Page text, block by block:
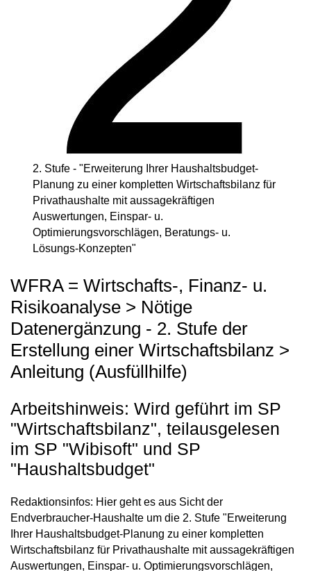
2. Stufe - "Erweiterung Ihrer Haushaltsbudget-
Planung zu einer kompletten Wirtschaftsbilanz für
Privathaushalte mit aussagekräftigen
Auswertungen, Einspar- u.
Optimierungsvorschlägen, Beratungs- u.
Lösungs-Konzepten"
WFRA = Wirtschafts-, Finanz- u.
Risikoanalyse > Nötige
Datenergänzung - 2. Stufe der
Erstellung einer Wirtschaftsbilanz >
Anleitung (Ausfüllhilfe)
Arbeitshinweis: Wird geführt im SP
"Wirtschaftsbilanz", teilausgelesen
im SP "Wibisoft" und SP
"Haushaltsbudget"
Redaktionsinfos: Hier geht es aus Sicht der
Endverbraucher-Haushalte um die 2. Stufe "Erweiterung
Ihrer Haushaltsbudget-Planung zu einer kompletten
Wirtschaftsbilanz für Privathaushalte mit aussagekräftigen
Auswertungen, Einspar- u. Optimierungsvorschlägen,